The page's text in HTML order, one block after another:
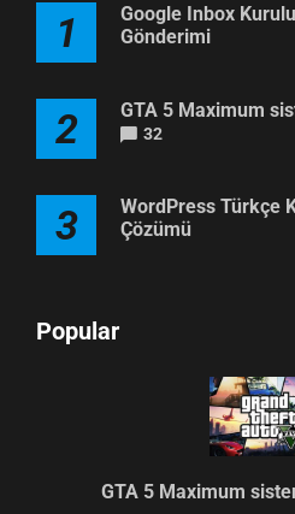
1
Google Inbox
Gönderimi
2 GTA 5 Maximum
32
3
WordPress Türkçe
Çözümü
Popular
GTA 5 Maximum